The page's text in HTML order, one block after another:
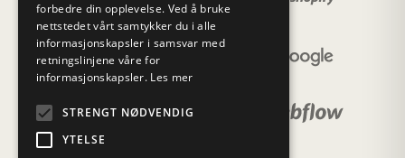
forbedre din opplevelse. Ved å bruke
nettstedet vårt samtykker du i alle
informasjonskapsler i samsvar med
retningslinjene våre for
informasjonskapsler. Les mer
STRENGT NØDVENDIG
YTELSE